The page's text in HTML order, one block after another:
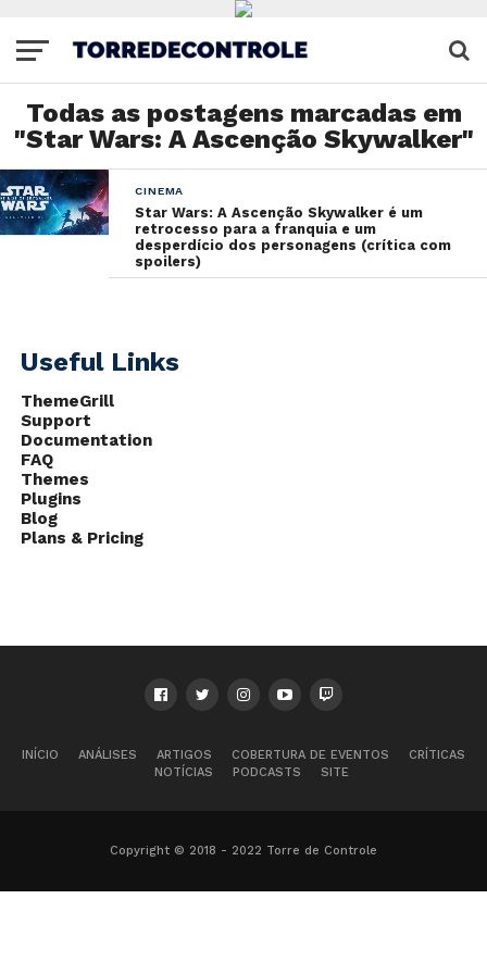
Todas as postagens marcadas em
"Star Wars: A Ascenção Skywalker"
CINEMA
Star Wars: A Ascenção Skywalker é um
retrocesso para a franquia e um
desperdício dos personagens (crítica com
spoilers)
Useful Links
ThemeGrill
Support
Documentation
FAQ
Themes
Plugins
Blog
Plans & Pricing
INÍCIO ANÁLISES ARTIGOS COBERTURA DE EVENTOS
CRÍTICAS
NOTÍCIAS
PODCASTS SITE
Copyright © 2018 - 2022 Torre de Controle